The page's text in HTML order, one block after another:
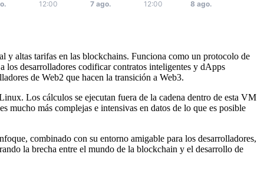
y altas tarifas en las blockchains. Funciona como un protocolo de
desarrolladores codificar contratos inteligentes y dApps
de Web2 que hacen la transición a Web3.
Los cálculos se ejecutan fuera de la cadena dentro de esta VM
mucho más complejas e intensivas en datos de lo que es posible
combinado con su entorno amigable para los desarrolladores,
la brecha entre el mundo de la blockchain y el desarrollo de